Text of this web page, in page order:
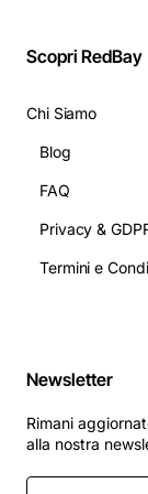
Scopri RedBay
Chi Siamo
Blog
FAQ
Privacy &
Termini e
Newsletter
Rimani
alla nostra
Inserisci